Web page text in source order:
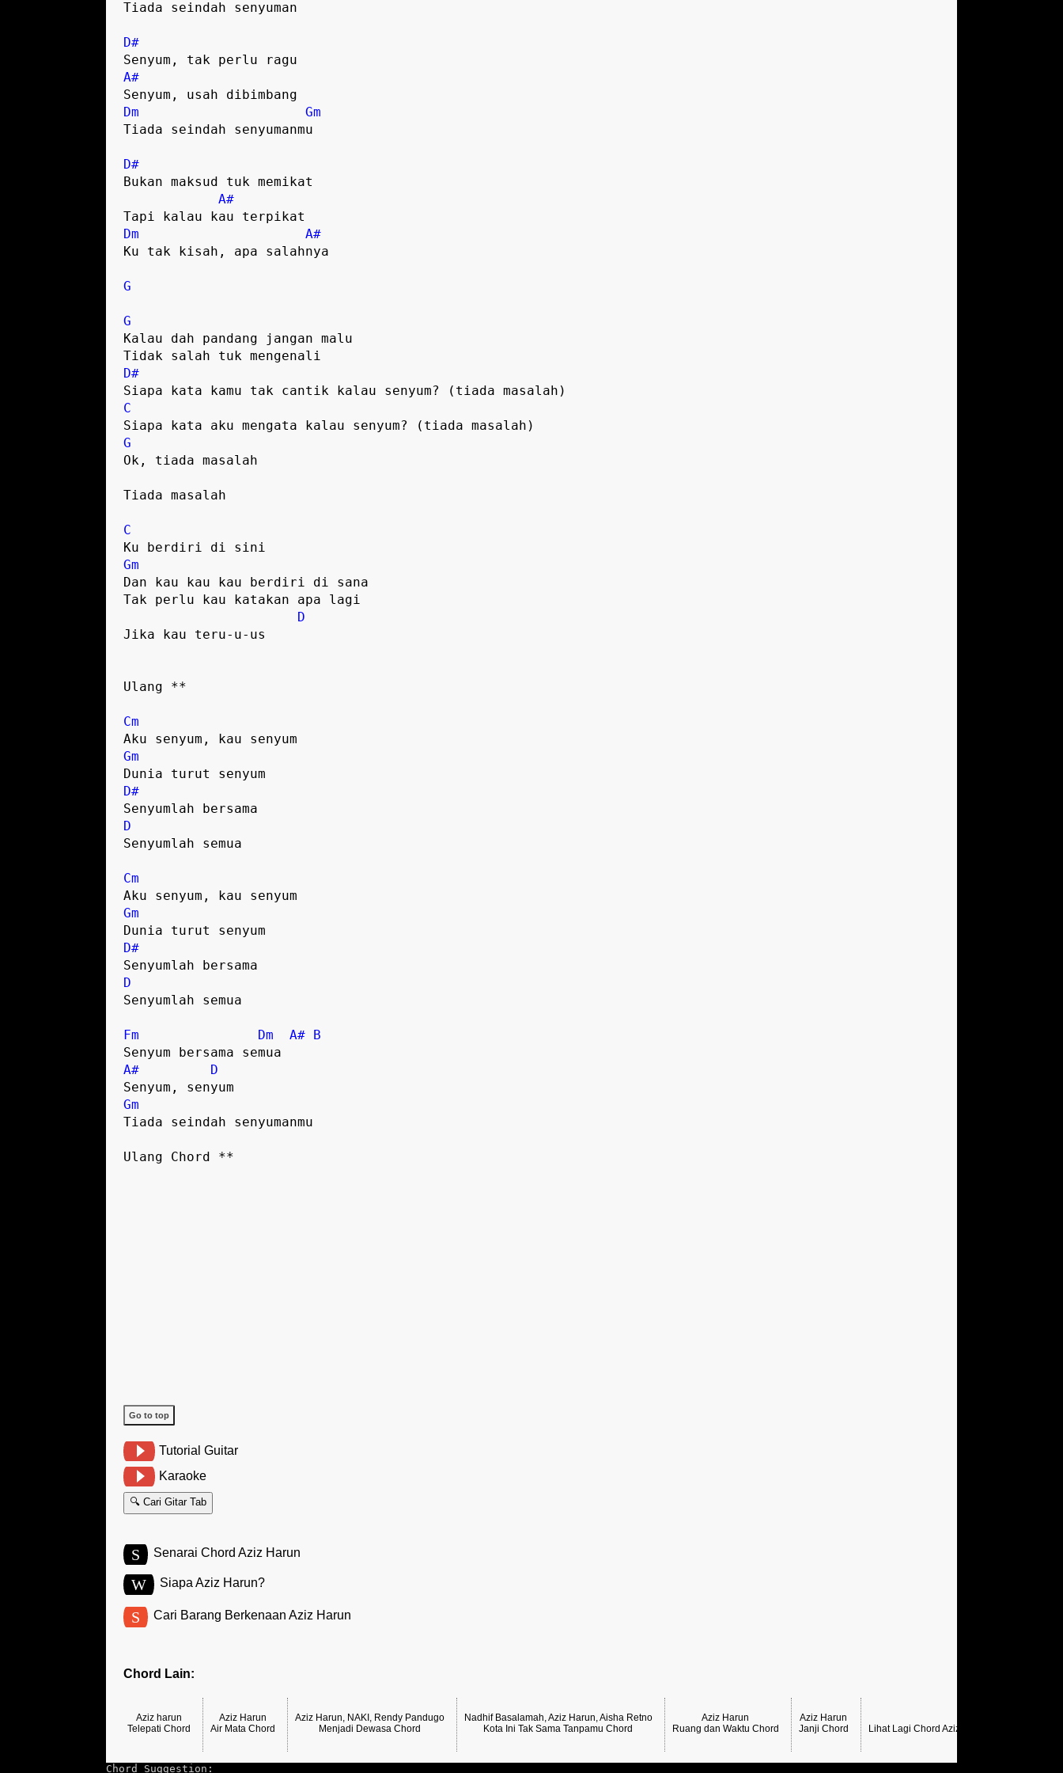
Tiada seindah senyuman
D#
Senyum, tak perlu ragu
A#
Senyum, usah dibimbang
Dm
Gm
Tiada seindah senyumanmu
D#
Bukan maksud tuk memikat
A#
Tapi kalau kau terpikat
Dm
A#
Ku tak kisah, apa salahnya
G
G
Kalau dah pandang jangan malu
Tidak salah tuk mengenali
D#
Siapa kata kamu tak cantik kalau senyum? (tiada masalah)
C
Siapa kata aku mengata kalau senyum? (tiada masalah)
G
Ok, tiada masalah
Tiada masalah
C
Ku berdiri di sini
Gm
Dan kau kau kau berdiri di sana
Tak perlu kau katakan apa lagi
D
Jika kau teru-u-us
Ulang **
Cm
Aku senyum, kau senyum
Gm
Dunia turut senyum
D#
Senyumlah bersama
D
Senyumlah semua
Cm
Aku senyum, kau senyum
Gm
Dunia turut senyum
D#
Senyumlah bersama
D
Senyumlah semua
Fm Dm A# B
Senyum bersama semua
A#
D
Senyum, senyum
Gm
Tiada seindah senyumanmu
Ulang Chord **
Go to top
Tutorial Guitar
Karaoke
🔍 Cari Gitar Tab
S Senarai Chord Aziz Harun
W Siapa Aziz Harun?
S Cari Barang Berkenaan Aziz Harun
Chord Lain:
Aziz harun
Telepati Chord
Aziz Harun
Air Mata Chord
Aziz Harun, NAKI, Rendy Pandugo
Menjadi Dewasa Chord
Nadhif Basalamah, Aziz Harun, Aisha Retno
Kota Ini Tak Sama Tanpamu Chord
Aziz Harun
Ruang dan Waktu Chord
Aziz Harun
Janji Chord
Lihat Lagi Chord Aziz Harun →
Chord Suggestion: